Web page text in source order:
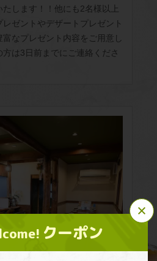
クーポン
します！！他にも2名様以上
ゼントやデザートプレゼント
なプレゼント内容をご用意し
は3日前までにご連絡くださ
報をシェアする
富田林